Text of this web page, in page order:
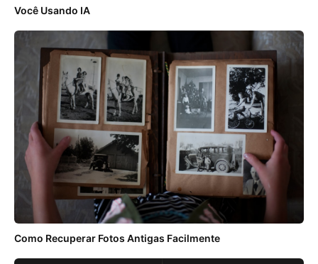
Você Usando IA
Como Recuperar Fotos Antigas Facilmente